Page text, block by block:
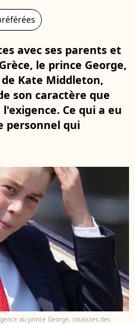
avec ses parents et
le prince George,
Kate Middleton,
son caractère que
Ce qui a eu
personnel qui
du prince George, coulisses des